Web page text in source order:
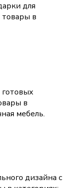
для
в
в
мебель.
дизайна с